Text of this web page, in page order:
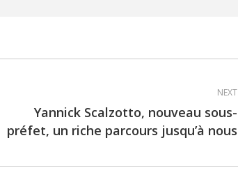
NEXT
post:
Yannick Scalzotto, nouveau sous-
préfet, un riche parcours jusqu’à nous